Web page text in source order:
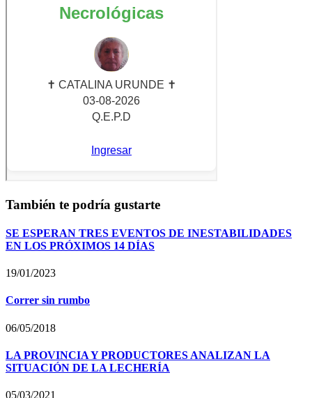
También te podría gustarte
SE ESPERAN TRES EVENTOS DE INESTABILIDADES
EN LOS PRÓXIMOS 14 DÍAS
19/01/2023
Correr sin rumbo
06/05/2018
LA PROVINCIA Y PRODUCTORES ANALIZAN LA
SITUACIÓN DE LA LECHERÍA
05/03/2021